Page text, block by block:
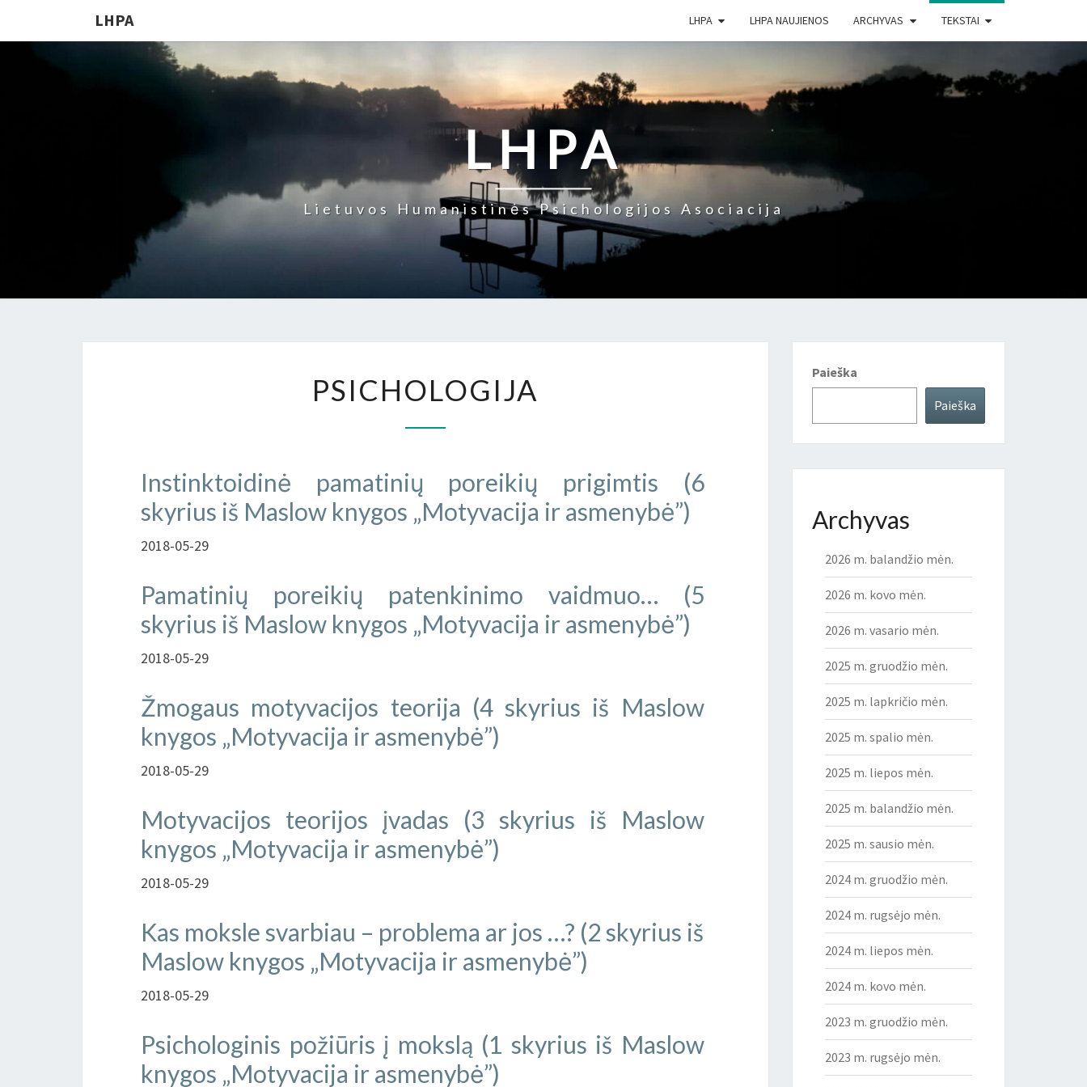
LHPA LHPA LHPA NAUJIENOS ARCHYVAS TEKSTAI
LHPA
Lietuvos Humanistinės Psichologijos Asociacija
PSICHOLOGIJA
Instinktoidinė pamatinių poreikių prigimtis (6
skyrius iš Maslow knygos „Motyvacija ir asmenybė”)
2018-05-29
Pamatinių poreikių patenkinimo vaidmuo… (5
skyrius iš Maslow knygos „Motyvacija ir asmenybė”)
2018-05-29
Žmogaus motyvacijos teorija (4 skyrius iš Maslow
knygos „Motyvacija ir asmenybė”)
2018-05-29
Motyvacijos teorijos įvadas (3 skyrius iš Maslow
knygos „Motyvacija ir asmenybė”)
2018-05-29
Kas moksle svarbiau – problema ar jos …? (2 skyrius iš
Maslow knygos „Motyvacija ir asmenybė”)
2018-05-29
Psichologinis požiūris į mokslą (1 skyrius iš Maslow
knygos „Motyvacija ir asmenybė”)
Paieška
Paieška
Archyvas
2026 m. balandžio mėn.
2026 m. kovo mėn.
2026 m. vasario mėn.
2025 m. gruodžio mėn.
2025 m. lapkričio mėn.
2025 m. spalio mėn.
2025 m. liepos mėn.
2025 m. balandžio mėn.
2025 m. sausio mėn.
2024 m. gruodžio mėn.
2024 m. rugsėjo mėn.
2024 m. liepos mėn.
2024 m. kovo mėn.
2023 m. gruodžio mėn.
2023 m. rugsėjo mėn.